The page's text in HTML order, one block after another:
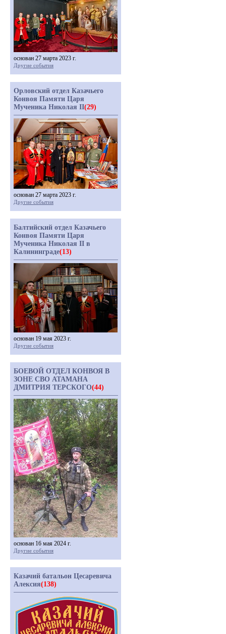
основан 27 марта 2023 г.
Другие события
Орловский отдел Казачьего
Конвоя Памяти Царя
Мученика Николая II(29)
основан 27 марта 2023 г.
Другие события
Балтийский отдел Казачьего
Конвоя Памяти Царя
Мученика Николая II в
Калининграде(13)
основан 19 мая 2023 г.
Другие события
БОЕВОЙ ОТДЕЛ КОНВОЯ В
ЗОНЕ СВО АТАМАНА
ДМИТРИЯ ТЕРСКОГО(44)
основан 16 мая 2024 г.
Другие события
Казачий батальон Цесаревича
Алексия(138)